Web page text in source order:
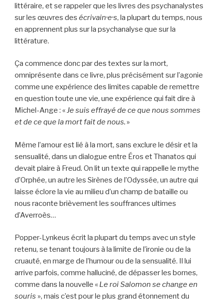
littéraire, et se rappeler que les livres des psychanalystes
sur les œuvres des écrivain·e·s, la plupart du temps, nous
en apprennent plus sur la psychanalyse que sur la
littérature.
Ça commence donc par des textes sur la mort,
omniprésente dans ce livre, plus précisément sur l’agonie
comme une expérience des limites capable de remettre
en question toute une vie, une expérience qui fait dire à
Michel-Ange : «Je suis effrayé de ce que nous sommes
et de ce que la mort fait de nous. »
Même l’amour est lié à la mort, sans exclure le désir et la
sensualité, dans un dialogue entre Éros et Thanatos qui
devait plaire à Freud. On lit un texte qui rappelle le mythe
d’Orphée, un autre les Sirènes de l’Odyssée, un autre qui
laisse éclore la vie au milieu d’un champ de bataille ou
nous raconte brièvement les souffrances ultimes
d’Averroès…
Popper-Lynkeus écrit la plupart du temps avec un style
retenu, se tenant toujours à la limite de l’ironie ou de la
cruauté, en marge de l’humour ou de la sensualité. Il lui
arrive parfois, comme halluciné, de dépasser les bornes,
comme dans la nouvelle « Le roi Salomon se change en
souris », mais c’est pour le plus grand étonnement du